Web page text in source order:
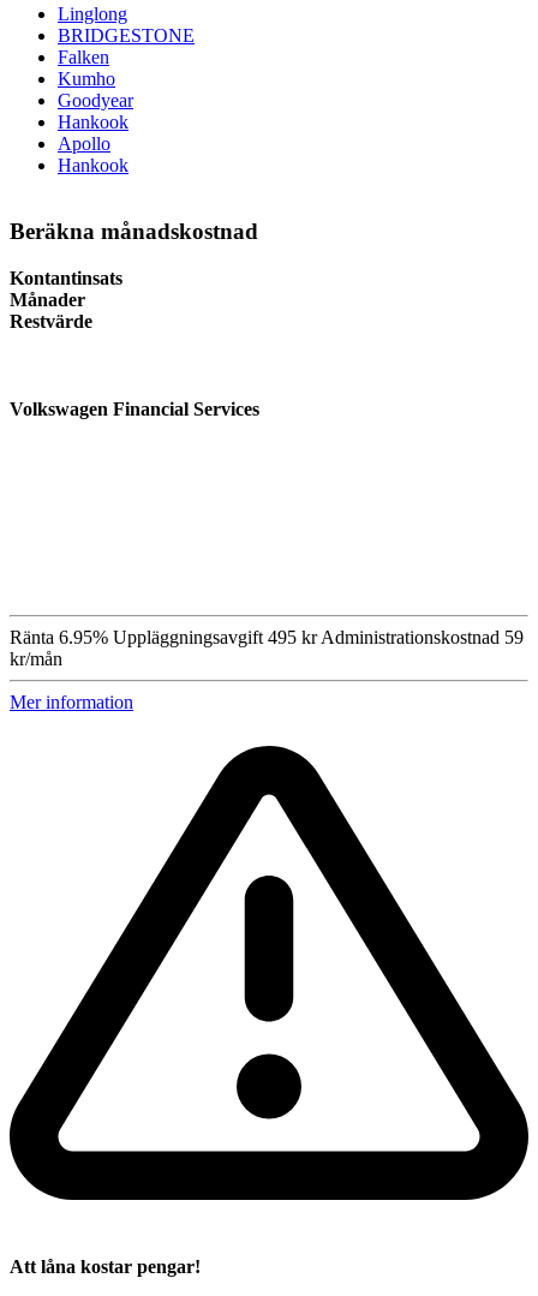
Linglong
BRIDGESTONE
Falken
Kumho
Goodyear
Hankook
Apollo
Hankook
Beräkna månadskostnad
Kontantinsats
Månader
Restvärde
Volkswagen Financial Services
Ränta 6.95% Uppläggningsavgift 495 krAdministrationskostnad 59
kr/mån
Mer information
Att låna kostar pengar!